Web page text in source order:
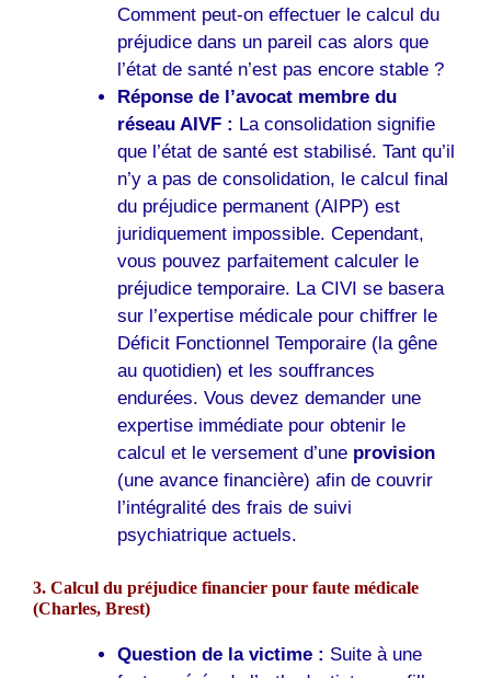
Comment peut-on effectuer le calcul du
préjudice dans un pareil cas alors que
l’état de santé n’est pas encore stable ?
Réponse de l’avocat membre du
réseau AIVF : La consolidation signifie
que l’état de santé est stabilisé. Tant qu’il
n’y a pas de consolidation, le calcul final
du préjudice permanent (AIPP) est
juridiquement impossible. Cependant,
vous pouvez parfaitement calculer le
préjudice temporaire. La CIVI se basera
sur l’expertise médicale pour chiffrer le
Déficit Fonctionnel Temporaire (la gêne
au quotidien) et les souffrances
endurées. Vous devez demander une
expertise immédiate pour obtenir le
calcul et le versement d’une provision
(une avance financière) afin de couvrir
l’intégralité des frais de suivi
psychiatrique actuels.
3. Calcul du préjudice financier pour faute médicale
(Charles, Brest)
Question de la victime : Suite à une